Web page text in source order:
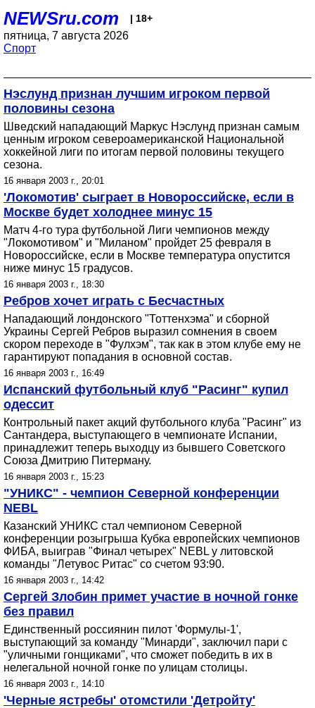
NEWSru.com | 18+
пятница, 7 августа 2026
Спорт
Нэслунд признан лучшим игроком первой
половины сезона
Шведский нападающий Маркус Нэслунд признан самым
ценным игроком североамериканской Национальной
хоккейной лиги по итогам первой половины текущего
сезона.
16 января 2003 г., 20:01
'Локомотив' сыграет в Новороссийске, если в
Москве будет холоднее минус 15
Матч 4-го тура футбольной Лиги чемпионов между
"Локомотивом" и "Миланом" пройдет 25 февраля в
Новороссийске, если в Москве температура опустится
ниже минус 15 градусов.
16 января 2003 г., 18:30
Ребров хочет играть с Бесчастных
Нападающий лондонского "Тоттенхэма" и сборной
Украины Сергей Ребров выразил сомнения в своем
скором переходе в "Фулхэм", так как в этом клубе ему не
гарантируют попадания в основной состав.
16 января 2003 г., 16:49
Испанский футбольный клуб "Расинг" купил
одессит
Контрольный пакет акций футбольного клуба "Расинг" из
Сантандера, выступающего в чемпионате Испании,
принадлежит теперь выходцу из бывшего Советского
Союза Дмитрию Питерману.
16 января 2003 г., 15:23
"УНИКС" - чемпион Северной конференции
NEBL
Казанский УНИКС стал чемпионом Северной
конференции розыгрыша Кубка европейских чемпионов
ФИБА, выиграв "Финал четырех" NEBL у литовской
команды "Летувос Ритас" со счетом 93:90.
16 января 2003 г., 14:42
Сергей Злобин примет участие в ночной гонке
без правил
Единственный россиянин пилот 'Формулы-1',
выступающий за команду "Минарди", заключил пари с
"уличными гонщиками", что сможет победить в их в
нелегальной ночной гонке по улицам столицы.
16 января 2003 г., 14:10
'Черные ястребы' отомстили 'Детройту'